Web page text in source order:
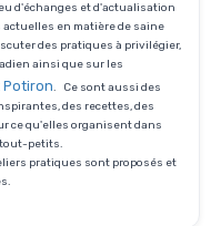
d'échanges et d'actualisation
en matière de saine
des pratiques à privilégier,
ainsi que sur les
Potiron. Ce sont aussi des
des recettes, des
ce qu'elles organisent dans
tout-petits.
pratiques sont proposés et